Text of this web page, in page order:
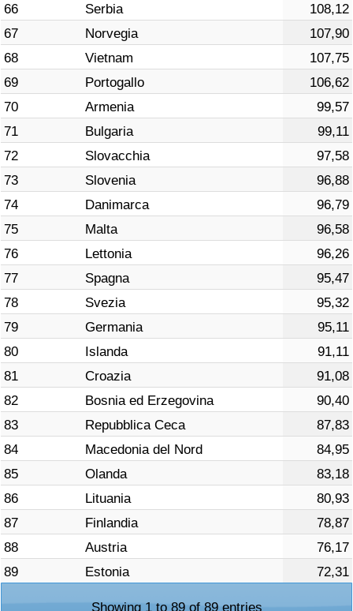
66
Serbia
108,12
67
Norvegia
107,90
68
Vietnam
107,75
69
Portogallo
106,62
70
Armenia
99,57
71
Bulgaria
99,11
72
Slovacchia
97,58
73
Slovenia
96,88
74
Danimarca
96,79
75
Malta
96,58
76
Lettonia
96,26
77
Spagna
95,47
78
Svezia
95,32
79
Germania
95,11
80
Islanda
91,11
81
Croazia
91,08
82
Bosnia ed Erzegovina
90,40
83
Repubblica Ceca
87,83
84
Macedonia del Nord
84,95
85
Olanda
83,18
86
Lituania
80,93
87
Finlandia
78,87
88
Austria
76,17
89
Estonia 72,31
Showing 1 to 89 of 89 entries